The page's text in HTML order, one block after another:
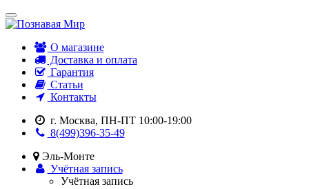
О магазине
Доставка и оплата
Гарантия
Статьи
Контакты
г. Москва, ПН-ПТ 10:00-19:00
8(499)396-35-49
Эль-Монте
Учётная запись
Учётная запись